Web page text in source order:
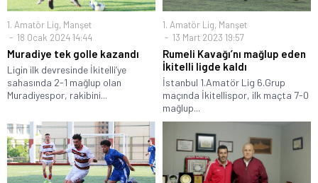
1. Amatör Lig, Manşet
18 Ocak 2024 14:44
Muradiye tek golle kazandı
Ligin ilk devresinde İkitelli’ye
sahasında 2-1 mağlup olan
Muradiyespor, rakibini...
1. Amatör Lig, Manşet
13 Mart 2023 19:57
Rumeli Kavağı’nı mağlup eden
İkitelli ligde kaldı
İstanbul 1.Amatör Lig 6.Grup
maçında İkitellispor, ilk maçta 7-0
mağlup...